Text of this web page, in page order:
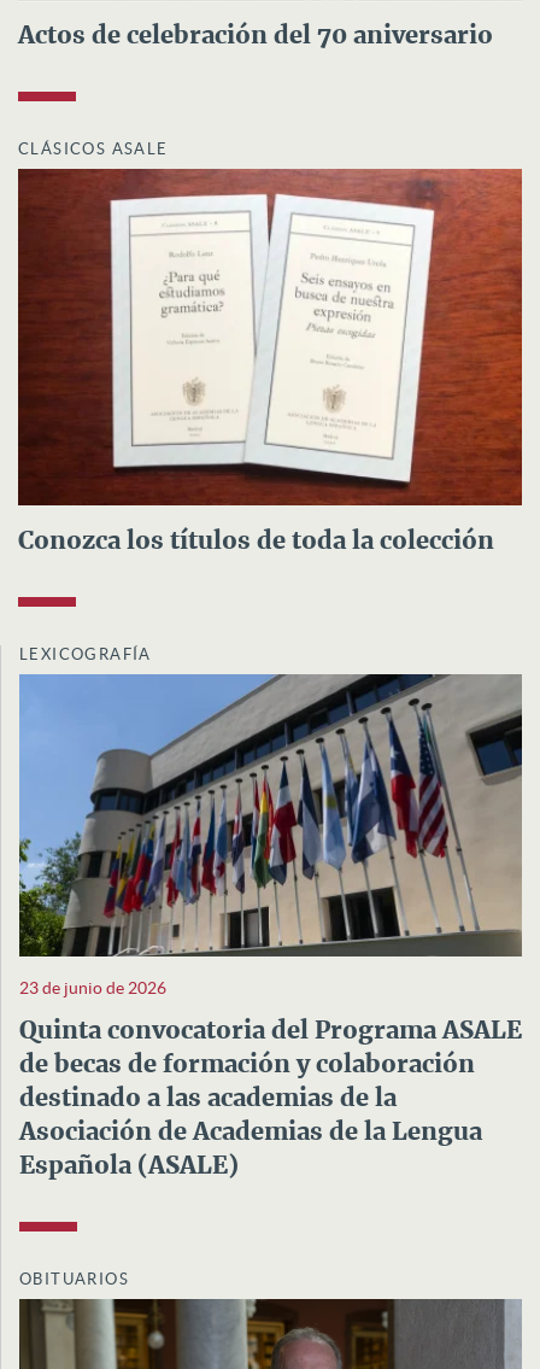
Actos de celebración del 70 aniversario
CLÁSICOS ASALE
Conozca los títulos de toda la colección
LEXICOGRAFÍA
23 de junio de 2026
Quinta convocatoria del Programa ASALE
de becas de formación y colaboración
destinado a las academias de la
Asociación de Academias de la Lengua
Española (ASALE)
OBITUARIOS